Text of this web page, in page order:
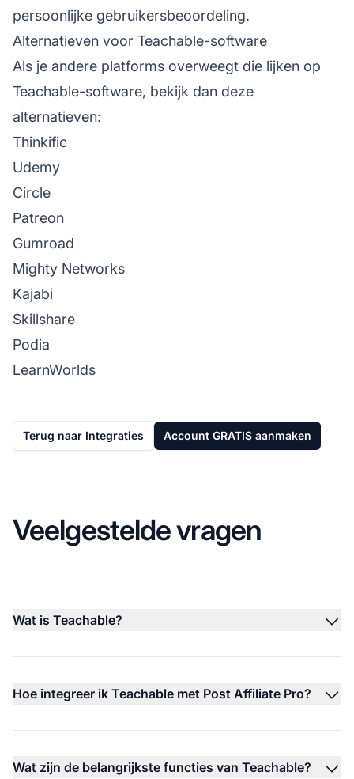
persoonlijke gebruikersbeoordeling.
Alternatieven voor Teachable-software
Als je andere platforms overweegt die lijken op
Teachable-software, bekijk dan deze
alternatieven:
Thinkific
Udemy
Circle
Patreon
Gumroad
Mighty Networks
Kajabi
Skillshare
Podia
LearnWorlds
Terug naar Integraties Account GRATIS aanmaken
Veelgestelde vragen
Wat is Teachable?
Hoe integreer ik Teachable met Post Affiliate Pro?
Wat zijn de belangrijkste functies van Teachable?